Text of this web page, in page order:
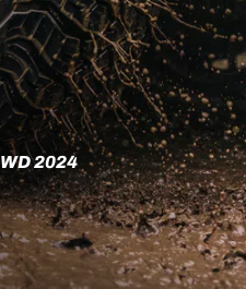
2024